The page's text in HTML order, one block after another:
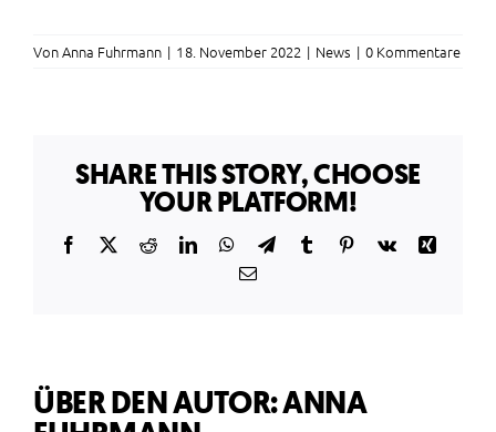
VonAnna Fuhrmann | 18. November 2022 | News | 0 Kommentare
SHARE THIS STORY, CHOOSE
YOUR PLATFORM!
Facebook RedditLinkedInWhatsApp
TelegramTumblrPinterest
Vk
Xing
E-
ÜBER DEN AUTOR:ANNA